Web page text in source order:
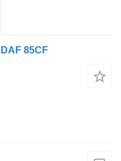
85CF